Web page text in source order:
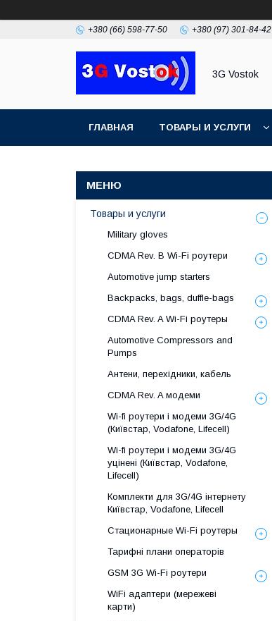
+380 (66) 598-77-50 +380 (97) 301-84-42
3G Vostok
ГЛАВНАЯ ТОВАРЫ И УСЛУГИ
Товары и услуги
Military gloves
CDMA Rev. B Wi-Fi роутери
Automotive jump starters
Backpacks, bags, duffle-bags
CDMA Rev. A Wi-Fi роутеры
Automotive Compressors and
Pumps
Антени, перехідники, кабель
CDMA Rev. A модеми
Wi-fi роутери і модеми 3G/4G
(Київстар, Vodafone, Lifecell)
Wi-fi роутери і модеми 3G/4G
уцінені (Київстар, Vodafone,
Lifecell)
Комплекти для 3G/4G інтернету
Київстар, Vodafone, Lifecell
Стационарные Wi-Fi роутеры
Тарифні плани операторів
GSM 3G Wi-Fi роутери
WiFi адаптери (мережеві
карти)